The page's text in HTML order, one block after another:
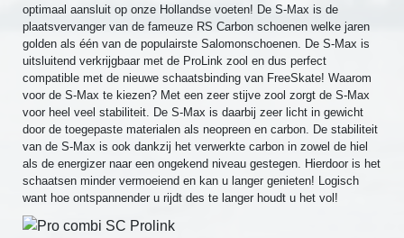
optimaal aansluit op onze Hollandse voeten! De S-Max is de
plaatsvervanger van de fameuze RS Carbon schoenen welke jaren
golden als één van de populairste Salomonschoenen. De S-Max is
uitsluitend verkrijgbaar met de ProLink zool en dus perfect
compatible met de nieuwe schaatsbinding van FreeSkate! Waarom
voor de S-Max te kiezen? Met een zeer stijve zool zorgt de S-Max
voor heel veel stabiliteit. De S-Max is daarbij zeer licht in gewicht
door de toegepaste materialen als neopreen en carbon. De stabiliteit
van de S-Max is ook dankzij het verwerkte carbon in zowel de hiel
als de energizer naar een ongekend niveau gestegen. Hierdoor is het
schaatsen minder vermoeiend en kan u langer genieten! Logisch
want hoe ontspannender u rijdt des te langer houdt u het vol!